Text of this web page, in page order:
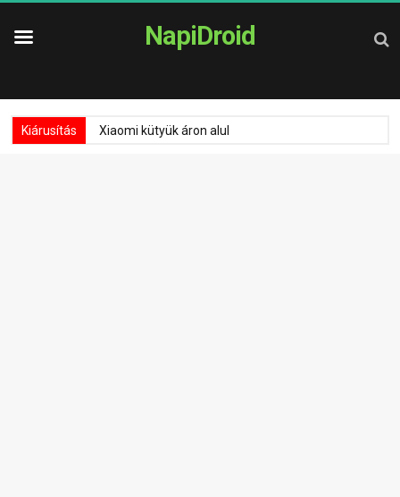
NapiDroid
Kiárusítás Xiaomi kütyük áron alul